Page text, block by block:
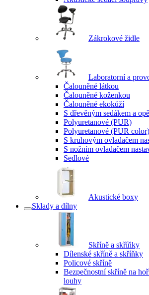
Zákrokové židle
Laboratorní a
Čalouněné látkou
Čalouněné koženkou
Čalouněné ekokůží
S dřevěným sedákem a
Polyuretanové (PUR)
Polyuretanové (PUR color)
S kruhovým ovladačem
S nožním ovladačem
Sedlové
Akustické boxy
Sklady a dílny
Skříně a skříňky
Dílenské skříně a skříňky
Policové skříně
Bezpečnostní skříně na
louhy